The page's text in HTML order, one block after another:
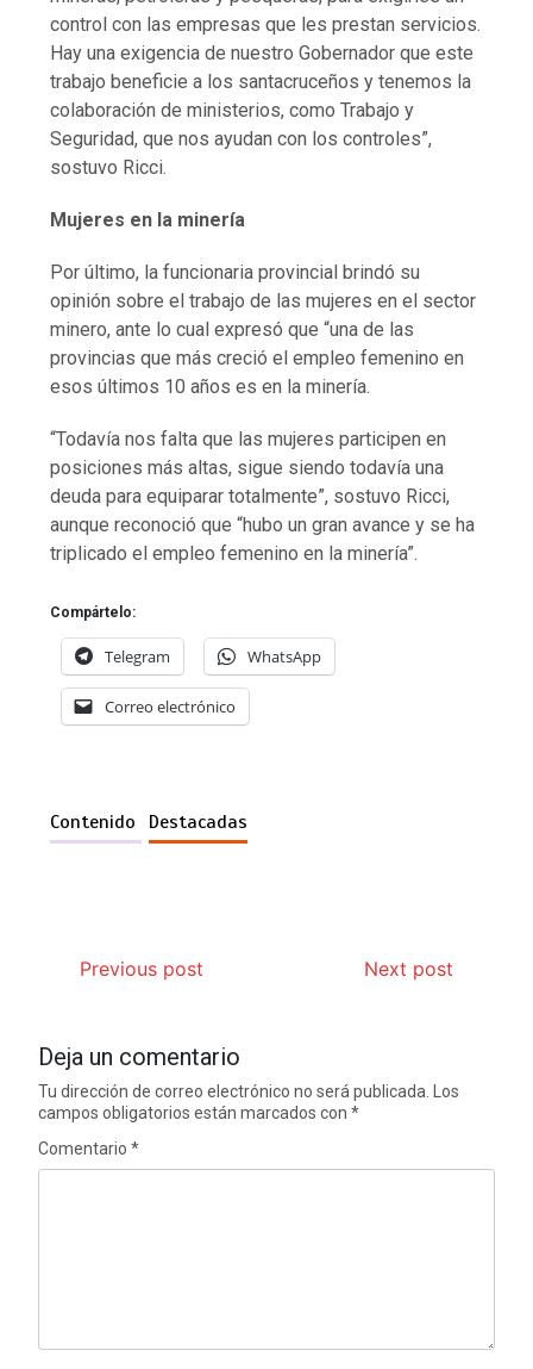
control con las empresas que les prestan servicios.
Hay una exigencia de nuestro Gobernador que este
trabajo beneficie a los santacruceños y tenemos la
colaboración de ministerios, como Trabajo y
Seguridad, que nos ayudan con los controles”,
sostuvo Ricci.
Mujeres en la minería
Por último, la funcionaria provincial brindó su
opinión sobre el trabajo de las mujeres en el sector
minero, ante lo cual expresó que “una de las
provincias que más creció el empleo femenino en
esos últimos 10 años es en la minería.
“Todavía nos falta que las mujeres participen en
posiciones más altas, sigue siendo todavía una
deuda para equiparar totalmente”, sostuvo Ricci,
aunque reconoció que “hubo un gran avance y se ha
triplicado el empleo femenino en la minería”.
Compártelo:
Telegram WhatsApp
Correo electrónico
Contenido Destacadas
Previous post Next post
Deja un comentario
Tu dirección de correo electrónico no será publicada.
Los
campos obligatorios están marcados con*
Comentario*